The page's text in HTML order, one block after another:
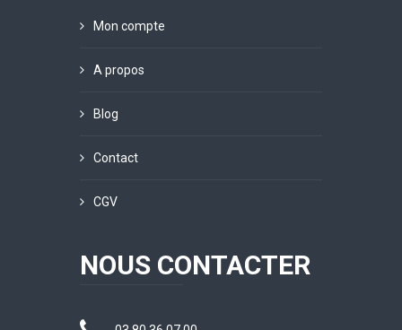
Mon compte
A propos
Blog
Contact
CGV
NOUS CONTACTER